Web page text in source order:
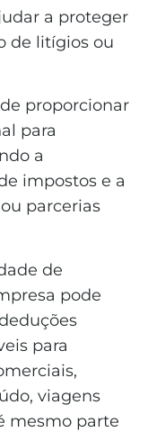
a proteger
de litígios ou
proporcionar
para
a
impostos e a
parcerias
de
pode
para
viagens
mesmo parte